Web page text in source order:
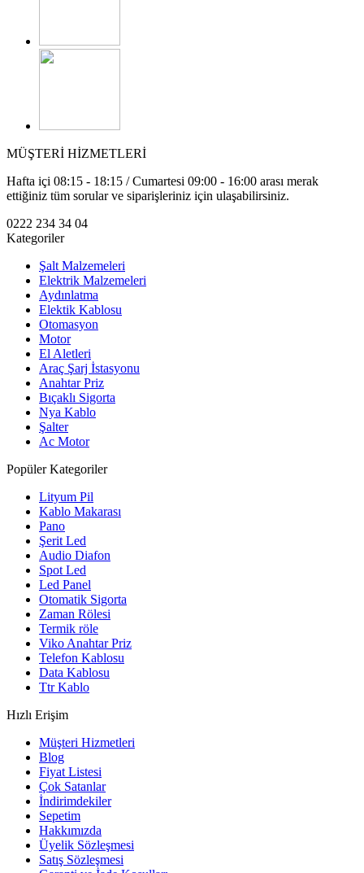
MÜŞTERİ HİZMETLERİ
Hafta içi 08:15 - 18:15 / Cumartesi 09:00 - 16:00 arası merak
ettiğiniz tüm sorular ve siparişleriniz için ulaşabilirsiniz.
0222 234 34 04
Kategoriler
Şalt Malzemeleri
Elektrik Malzemeleri
Aydınlatma
Elektik Kablosu
Otomasyon
Motor
El Aletleri
Araç Şarj İstasyonu
Anahtar Priz
Bıçaklı Sigorta
Nya Kablo
Şalter
Ac Motor
Popüler Kategoriler
Lityum Pil
Kablo Makarası
Pano
Şerit Led
Audio Diafon
Spot Led
Led Panel
Otomatik Sigorta
Zaman Rölesi
Termik röle
Viko Anahtar Priz
Telefon Kablosu
Data Kablosu
Ttr Kablo
Hızlı Erişim
Müşteri Hizmetleri
Blog
Fiyat Listesi
Çok Satanlar
İndirimdekiler
Sepetim
Hakkımızda
Üyelik Sözleşmesi
Satış Sözleşmesi